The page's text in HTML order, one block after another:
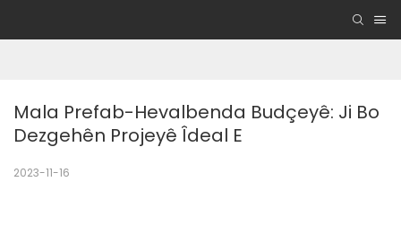
Mala Prefab-Hevalbenda Budçeyê: Ji Bo
Dezgehên Projeyê Îdeal E
2023-11-16